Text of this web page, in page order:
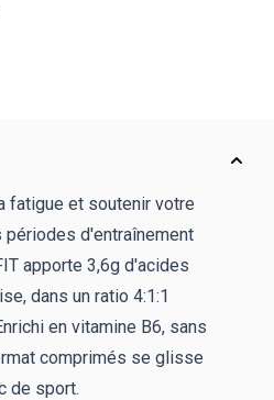
fatigue et soutenir votre
périodes d'entraînement
apporte 3,6g d'acides
dans un ratio 4:1:1
en vitamine B6, sans
comprimés se glisse
de sport.